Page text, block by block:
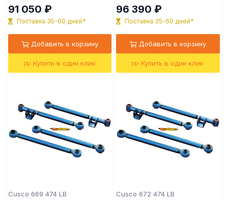
91 050 ₽
Поставка 35-60 дней*
Добавить в корзину
Купить в один клик
96 390 ₽
Поставка 35-60 дней*
Добавить в корзину
Купить в один клик
Cusco 669 474 LB Cusco 672 474 LB